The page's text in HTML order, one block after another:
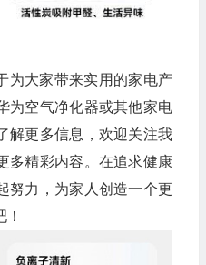
为大家带来实用的家电产
为空气净化器或其他家电
解更多信息，欢迎关注我
多精彩内容。在追求健康
努力，为家人创造一个更